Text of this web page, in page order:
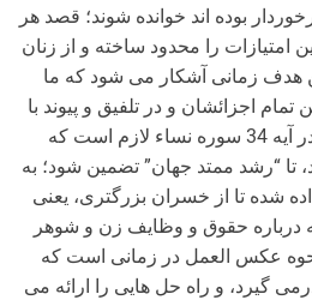
بوده اند خوانده شوند؛ قصد هر
امتیازات را محدود ساخته و از زنان
هدف زمانی آشکار می شود که ما
تمام اجزائشان و در تلفیق و پیوند با
آیات قبل و بعد آنها بخوانیم. در آیه 34 سوره نساء لازم است که
“رشد ممتد جهان” تضمین شود؛ به
شده تا از خسران بزرگتری، یعنی
درباره حقوق و وظایف زن و شوهر
عکس العمل در زمانی است که
گیرد، و راه حل هایی را ارائه می